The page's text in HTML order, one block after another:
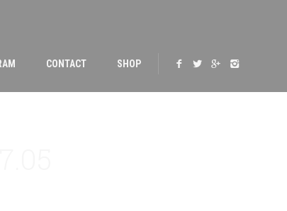
CONTACT SHOP